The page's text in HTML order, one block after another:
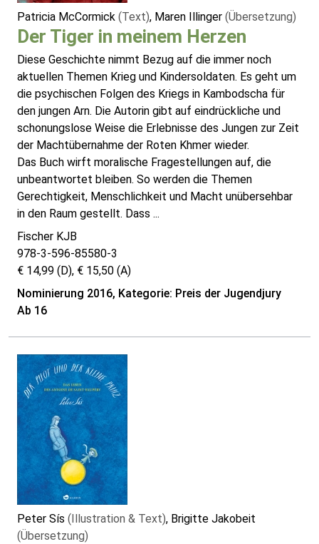
Patricia McCormick (Text), Maren Illinger (Übersetzung)
Der Tiger in meinem Herzen
Diese Geschichte nimmt Bezug auf die immer noch
aktuellen Themen Krieg und Kindersoldaten. Es geht um
die psychischen Folgen des Kriegs in Kambodscha für
den jungen Arn. Die Autorin gibt auf eindrückliche und
schonungslose Weise die Erlebnisse des Jungen zur Zeit
der Machtübernahme der Roten Khmer wieder.
Das Buch wirft moralische Fragestellungen auf, die
unbeantwortet bleiben. So werden die Themen
Gerechtigkeit, Menschlichkeit und Macht unübersehbar
in den Raum gestellt. Dass ...
Fischer KJB
978-3-596-85580-3
€ 14,99 (D), € 15,50 (A)
Nominierung 2016, Kategorie: Preis der Jugendjury
Ab 16
Peter Sís (Illustration & Text), Brigitte Jakobeit
(Übersetzung)